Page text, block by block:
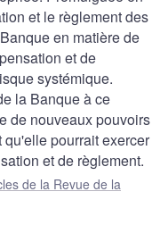
et le règlement des
en matière de
et de
systémique.
la Banque à ce
de nouveaux pouvoirs
pourrait exercer
et de règlement.
de la Revue de la